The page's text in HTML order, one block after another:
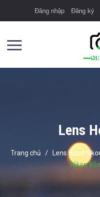
Đăng nhập Đăng ký
Lens
Trang chủ / Lens Hood
Nikon